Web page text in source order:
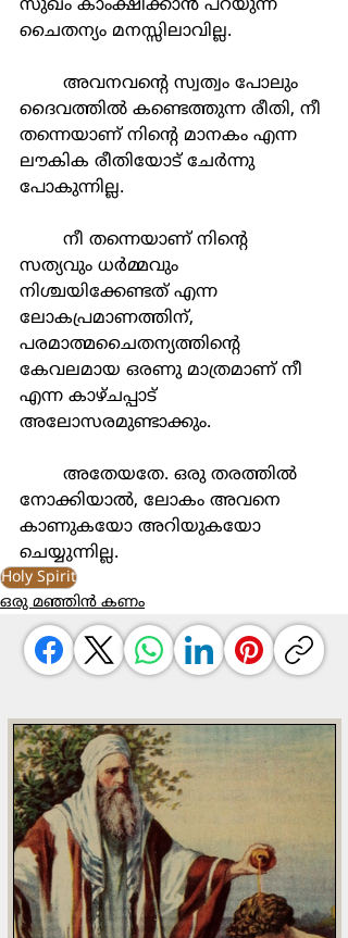
സുഖം കാംക്ഷിക്കാൻ പറയുന്ന
ചൈതന്യം മനസ്സിലാവില്ല.
ദൈവത്തിൽ കണ്ടെത്തുന്ന രീതി, നീ
തന്നെയാണ് നിൻ്റെ മാനകം എന്ന
ലൗകിക രീതിയോട് ചേർന്നു
പോകുന്നില്ല.
സത്യവും ധർമ്മവും
നിശ്ചയിക്കേണ്ടത് എന്ന
ലോകപ്രമാണത്തിന്,
പരമാത്മചൈതന്യത്തിൻ്റെ
കേവലമായ ഒരണു മാത്രമാണ് നീ
എന്ന കാഴ്ചപ്പാട്
അലോസരമുണ്ടാക്കും.
നോക്കിയാൽ, ലോകം അവനെ
കാണുകയോ അറിയുകയോ
ചെയ്യുന്നില്ല.
Holy Spirit
ഒരു മഞ്ഞിൻ കണം